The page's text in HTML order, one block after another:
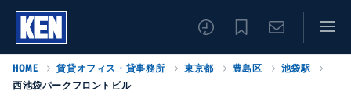
HOME 賃貸オフィス・貸事務所 東京都 豊島区
池袋駅
西池袋パークフロントビル